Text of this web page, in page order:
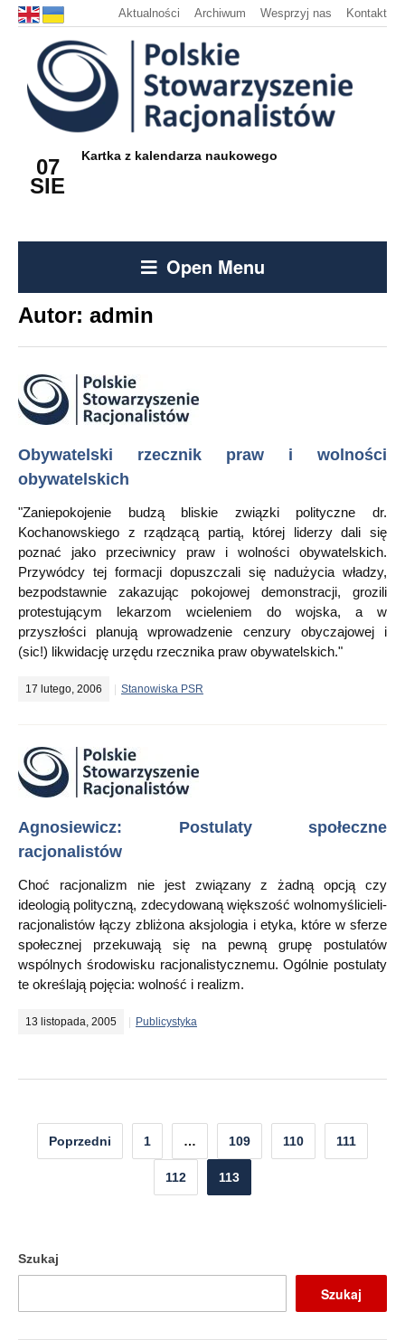
Aktualności Archiwum Wesprzyj nas Kontakt
07
SIE
Kartka z kalendarza naukowego
Open Menu
Autor: admin
Obywatelski rzecznik praw i wolności
obywatelskich
"Zaniepokojenie budzą bliskie związki polityczne dr.
Kochanowskiego z rządzącą partią, której liderzy dali się
poznać jako przeciwnicy praw i wolności obywatelskich.
Przywódcy tej formacji dopuszczali się nadużycia władzy,
bezpodstawnie zakazując pokojowej demonstracji, grozili
protestującym lekarzom wcieleniem do wojska, a w
przyszłości planują wprowadzenie cenzury obyczajowej i
(sic!) likwidację urzędu rzecznika praw obywatelskich."
17 lutego, 2006 Stanowiska PSR
Agnosiewicz: Postulaty społeczne
racjonalistów
Choć racjonalizm nie jest związany z żadną opcją czy
ideologią polityczną, zdecydowaną większość wolnomyślicieli-
racjonalistów łączy zbliżona aksjologia i etyka, które w sferze
społecznej przekuwają się na pewną grupę postulatów
wspólnych środowisku racjonalistycznemu. Ogólnie postulaty
te określają pojęcia: wolność i realizm.
13 listopada, 2005 Publicystyka
Nawigacja
Poprzedni 1 … 109 110 111
112 113
Szukaj
Szukaj